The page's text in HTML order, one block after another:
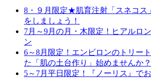
8・９月限定★肌育注射「スネコス
をしましょう！
7月～9月の月・木限定！ヒアルロ
ン
6～8月限定！エンビロンのトリー
た「肌の土台作り」始めませんか？
5～7月平日限定！『ノーリス』で